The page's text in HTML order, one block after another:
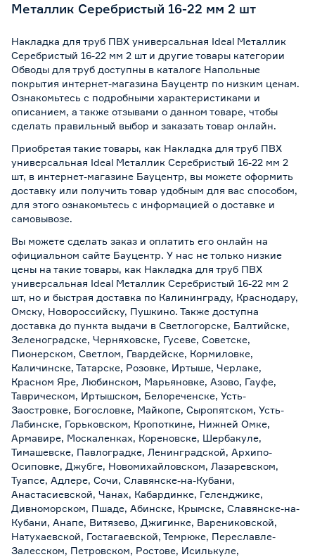
Металлик Серебристый 16-22 мм 2 шт
Накладка для труб ПВХ универсальная Ideal Металлик
Серебристый 16-22 мм 2 шт и другие товары категории
Обводы для труб доступны в каталоге Напольные
покрытия интернет-магазина Бауцентр по низким ценам.
Ознакомьтесь с подробными характеристиками и
описанием, а также отзывами о данном товаре, чтобы
сделать правильный выбор и заказать товар онлайн.
Приобретая такие товары, как Накладка для труб ПВХ
универсальная Ideal Металлик Серебристый 16-22 мм 2
шт, в интернет-магазине Бауцентр, вы можете оформить
доставку или получить товар удобным для вас способом,
для этого ознакомьтесь с информацией о доставке и
самовывозе.
Вы можете сделать заказ и оплатить его онлайн на
официальном сайте Бауцентр. У нас не только низкие
цены на такие товары, как Накладка для труб ПВХ
универсальная Ideal Металлик Серебристый 16-22 мм 2
шт, но и быстрая доставка по Калининграду, Краснодару,
Омску, Новороссийску, Пушкино. Также доступна
доставка до пункта выдачи в Светлогорске, Балтийске,
Зеленоградске, Черняховске, Гусеве, Советске,
Пионерском, Светлом, Гвардейске, Кормиловке,
Каличинске, Татарске, Розовке, Иртыше, Черлаке,
Красном Яре, Любинском, Марьяновке, Азово, Гауфе,
Таврическом, Иртышском, Белореченске, Усть-
Заостровке, Богословке, Майкопе, Сыропятском, Усть-
Лабинске, Горьковском, Кропоткине, Нижней Омке,
Армавире, Москаленках, Кореновске, Шербакуле,
Тимашевске, Павлоградке, Ленинградской, Архипо-
Осиповке, Джубге, Новомихайловском, Лазаревском,
Туапсе, Адлере, Сочи, Славянске-на-Кубани,
Анастасиевской, Чанах, Кабардинке, Геленджике,
Дивноморском, Пшаде, Абинске, Крымске, Славянске-на-
Кубани, Анапе, Витязево, Джигинке, Варениковской,
Натухаевской, Гостагаевской, Темрюке, Переславле-
Залесском, Петровском, Ростове, Исилькуле,